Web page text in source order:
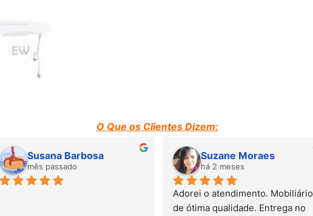
O Que os Clientes Dizem:
Susana Barbosa
mês passado
Suzane Moraes
há 2 meses
Adorei o atendimento. Mobiliário
de ótima qualidade. Entrega no